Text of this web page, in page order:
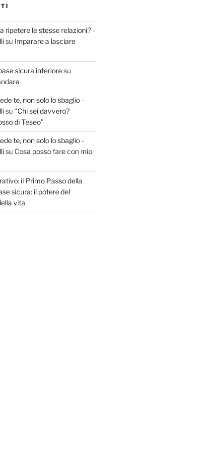
ripetere le stesse relazioni? -
su Imparare a lasciare
sicura interioresu
te, non solo lo sbaglio -
su “Chi sei davvero?
di Teseo”
te, non solo lo sbaglio -
su Cosa posso fare con mio
il Primo Passo della
sicura: il potere del
vita